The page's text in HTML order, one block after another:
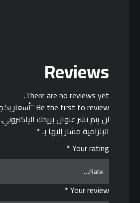
Reviews
There are no reviews yet.
Be the first to review “أسعار بكجات التصوير”
لن يتم نشر عنوان بريدك الإلكتروني.
الإلزامية مشار إليها بـ*
Your rating
*
Your review
*